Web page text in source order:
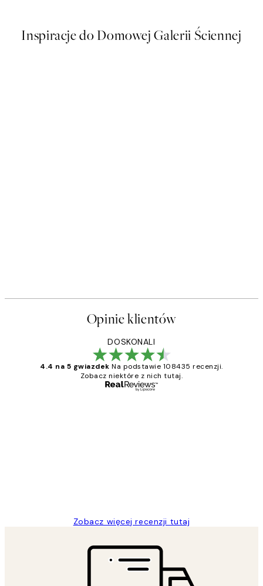
Inspiracje do Domowej Galerii Ściennej
Opinie klientów
DOSKONALI
4.4 na 5 gwiazdek Na podstawie 108435 recenzji.
Zobacz niektóre z nich tutaj.
Zobacz więcej recenzji tutaj